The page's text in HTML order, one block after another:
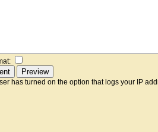
has turned on the option that logs your IP